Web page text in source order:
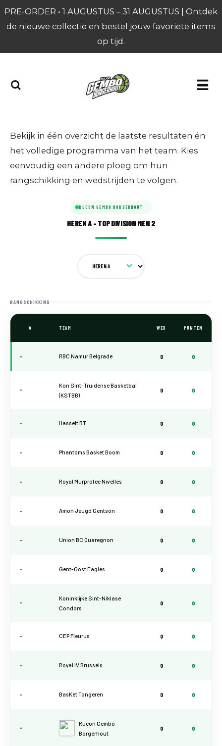
Ga
direct
de
PRE-ORDER • 1 AUGUSTUS – 31 AUGUSTUS | Ontdek
de nieuwe collectie en bestel jouw favoriete items
op tijd.
Bekijk in één overzicht de laatste resultaten én
het volledige programma van het team. Kies
eenvoudig een andere ploeg om hun
rangschikking en wedstrijden te volgen.
RUCON GEMBO BORGERHOUT
HEREN A - TOP DIVISION MEN 2
RANGSCHIKKING
# TEAM WED PUNTEN
- RBC Namur Belgrade 0 0
-
Kon Sint-Truidense Basketbal
(KSTBB)
0 0
- Hasselt BT 0 0
- Phantoms Basket Boom 0 0
- Royal Murprotec Nivelles 0 0
- Amon Jeugd Gentson 0 0
- Union BC Quaregnon 0 0
- Gent-Oost Eagles 0 0
-
Koninklijke Sint-Niklase
Condors
0 0
- CEP Fleurus 0 0
- Royal IV Brussels 0 0
- BasKet Tongeren 0 0
-
Rucon Gembo
Borgerhout
0 0